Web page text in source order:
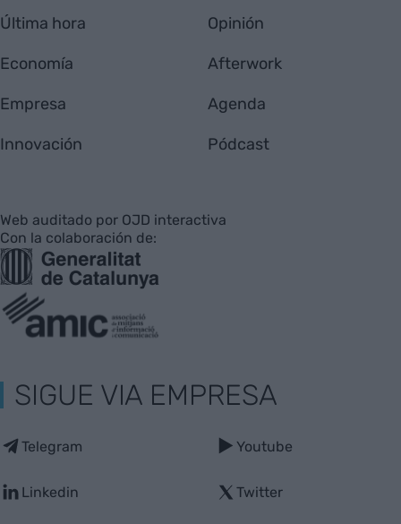
Última hora
Economía
Empresa
Innovación
Opinión
Afterwork
Agenda
Pódcast
Web auditado por OJD interactiva
Con la colaboración de:
SIGUE VIA EMPRESA
Telegram
Linkedin
Youtube
Twitter